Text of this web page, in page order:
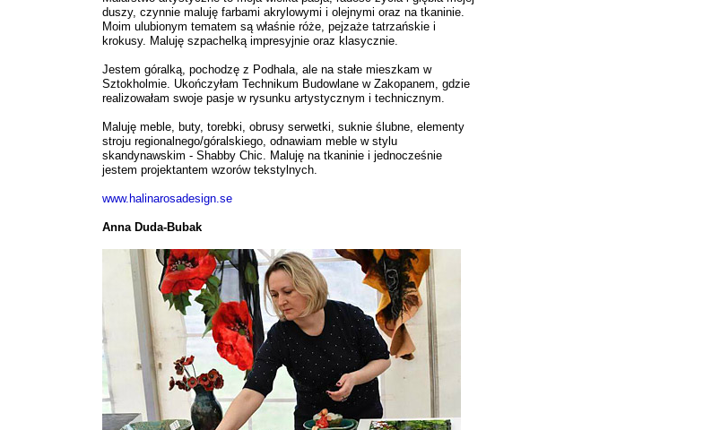
duszy, czynnie maluję farbami akrylowymi i olejnymi oraz na tkaninie.
Moim ulubionym tematem są właśnie róże, pejzaże tatrzańskie i
krokusy. Maluję szpachelką impresyjnie oraz klasycznie.
Jestem góralką, pochodzę z Podhala, ale na stałe mieszkam w
Sztokholmie. Ukończyłam Technikum Budowlane w Zakopanem, gdzie
realizowałam swoje pasje w rysunku artystycznym i technicznym.
Maluję meble, buty, torebki, obrusy serwetki, suknie ślubne, elementy
stroju regionalnego/góralskiego, odnawiam meble w stylu
skandynawskim - Shabby Chic. Maluję na tkaninie i jednocześnie
jestem projektantem wzorów tekstylnych.
www.halinarosadesign.se
Anna Duda-Bubak